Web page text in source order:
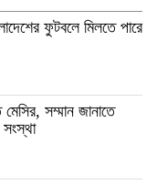
ফুটবলে মিলতে পারে
সম্মান জানাতে